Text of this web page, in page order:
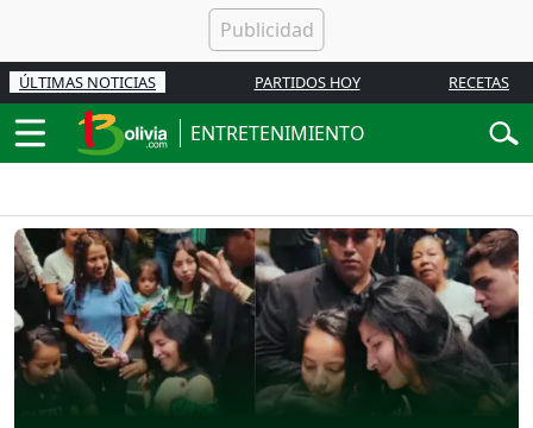
ÚLTIMAS NOTICIAS PARTIDOS HOY RECETAS
ENTRETENIMIENTO